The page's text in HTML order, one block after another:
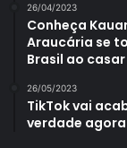
26/04/2023
Conheça
Araucária se
Brasil ao
26/05/2023
TikTok vai
verdade